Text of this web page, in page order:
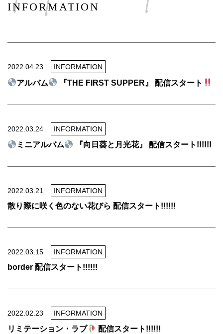
INFORMATION
2022.04.23 INFORMATION
アルバム 『THE FIRST SUPPER』 配信スタート
2022.03.24 INFORMATION
ミニアルバム 『向日葵と月光花』 配信スタート!!!!!!
2022.03.21 INFORMATION
散り際に咲く色のない花びら 配信スタート!!!!!!
2022.03.15 INFORMATION
border 配信スタート!!!!!!
2022.02.23 INFORMATION
リミテーション・ラブ 配信スタート!!!!!!